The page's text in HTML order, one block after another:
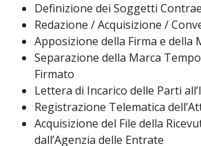
Definizione dei Soggetti
Redazione / Acquisizione /
Apposizione della Firma e della
Separazione della Marca
Firmato
Lettera di Incarico delle Parti
Registrazione Telematica
Acquisizione del File della
dall’Agenzia delle Entrate